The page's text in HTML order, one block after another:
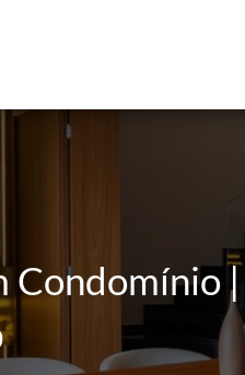
Condomínio